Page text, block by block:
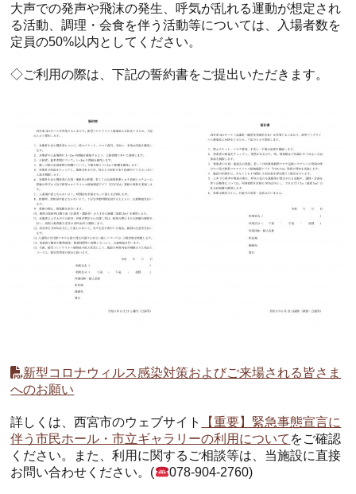
ホール
大声での発声や飛沫の発生、呼気が乱れる運動が想定され
る活動、調理・会食を伴う活動等については、入場者数を
定員の50%以内としてください。
◇ご利用の際は、下記の誓約書をご提出いただきます。
新型コロナウィルス感染対策およびご来場される皆さま
へのお願い
詳しくは、西宮市のウェブサイト
【重要】緊急事態宣言に
伴う市民ホール・市立ギャラリーの利用について をご確認
ください。また、利用に関するご相談等は、当施設に直接
お問い合わせください。(
078-904-2760)